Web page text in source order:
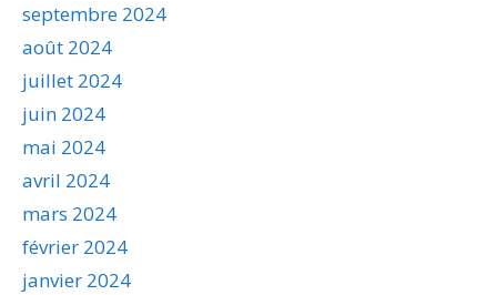
septembre 2024
août 2024
juillet 2024
juin 2024
mai 2024
avril 2024
mars 2024
février 2024
janvier 2024